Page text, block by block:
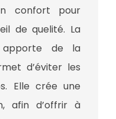
confort pour
de quelité. La
apporte de la
d’éviter les
Elle crée une
afin d’offrir à